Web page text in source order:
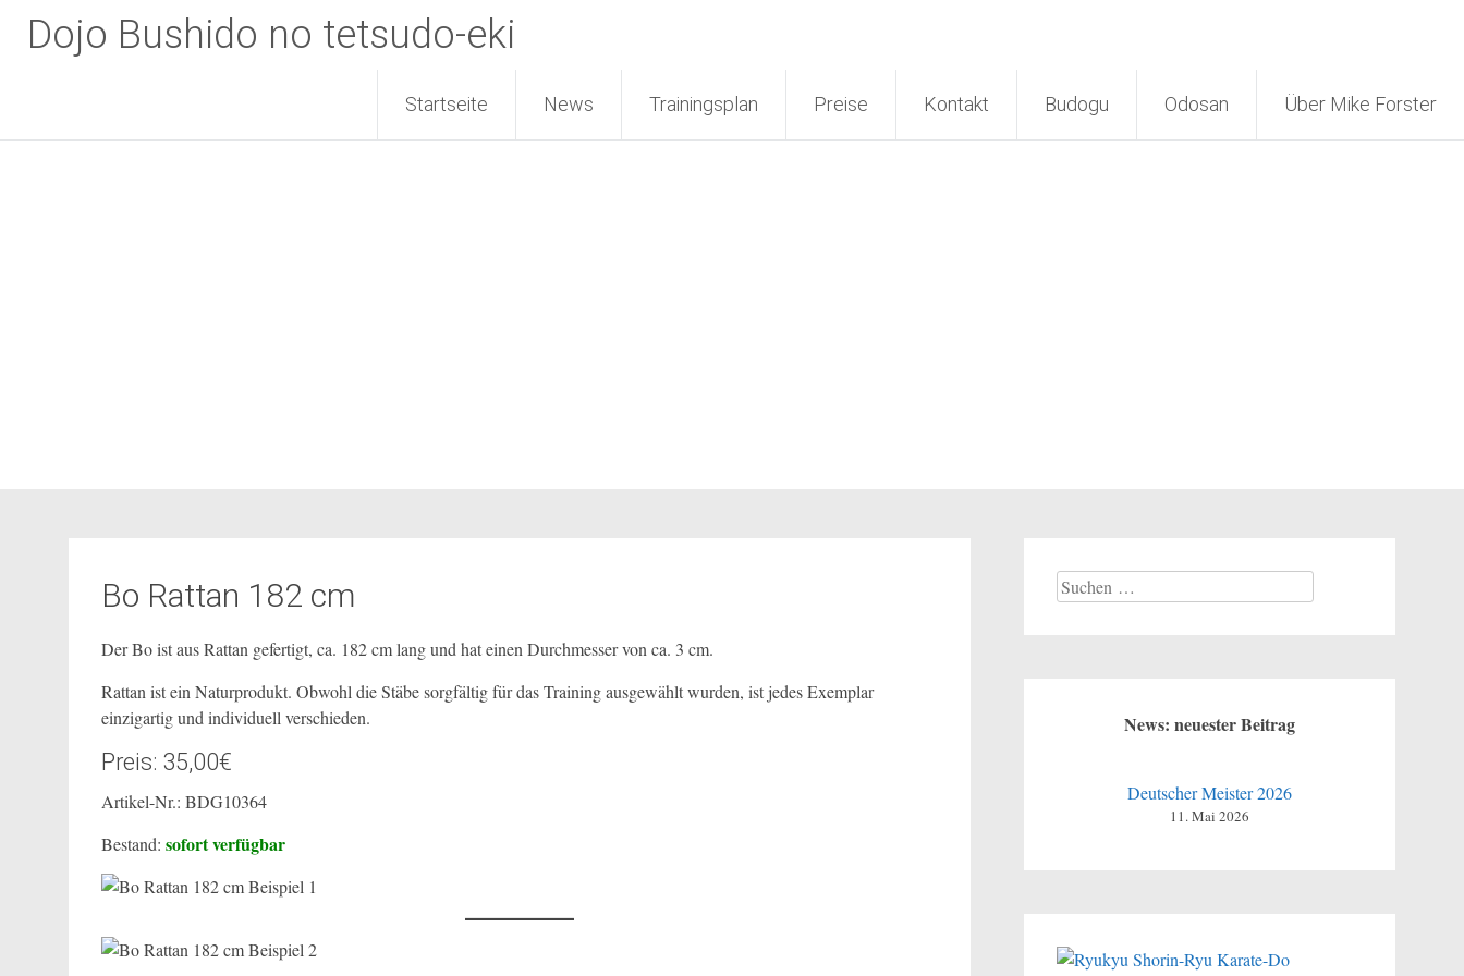
Dojo Bushido no tetsudo-eki
Startseite News Trainingsplan Preise Kontakt Budogu Odosan Über Mike Forster
Bo Rattan 182 cm
Der Bo ist aus Rattan gefertigt, ca. 182 cm lang und hat einen Durchmesser von ca. 3 cm.
Rattan ist ein Naturprodukt. Obwohl die Stäbe sorgfältig für das Training ausgewählt wurden, ist jedes Exemplar
einzigartig und individuell verschieden.
Preis: 35,00€
Artikel-Nr.: BDG10364
Bestand: sofort verfügbar
Suchen
nach:
News: neuester Beitrag
Deutscher Meister 2026
11. Mai 2026